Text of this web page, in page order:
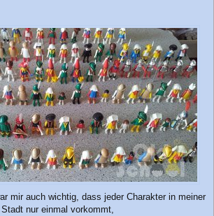
mir auch wichtig, dass jeder Charakter in meiner
Stadt nur einmal vorkommt,